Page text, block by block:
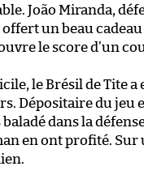
João Miranda,
offert un beau
le score d’un
le Brésil de Tite
Dépositaire du jeu
dans la
en ont profité.